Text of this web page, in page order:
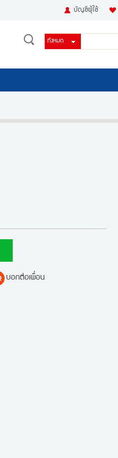
บัญชีผู้ใช้
บอกต่อเพื่อน